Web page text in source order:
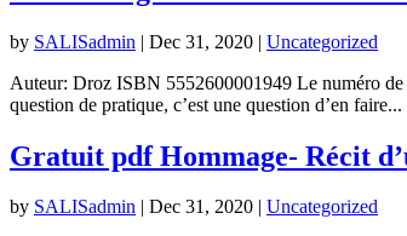
by SALISadmin | Dec 31, 2020 | Uncategorized
Auteur: Droz ISBN 5552600001949 Le numéro de
question de pratique, c’est une question d’en faire...
Gratuit pdf Hommage- Récit
by SALISadmin | Dec 31, 2020 | Uncategorized